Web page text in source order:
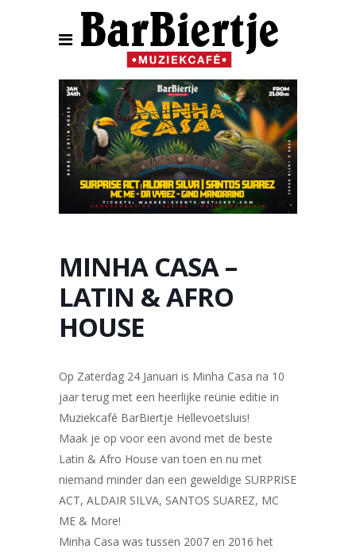
MINHA CASA –
LATIN & AFRO
HOUSE
Op Zaterdag 24 Januari is Minha Casa na 10
jaar terug met een heerlijke reünie editie in
Muziekcafé BarBiertje Hellevoetsluis!
Maak je op voor een avond met de beste
Latin & Afro House van toen en nu met
niemand minder dan een geweldige SURPRISE
ACT, ALDAIR SILVA, SANTOS SUAREZ, MC
ME & More!
Minha Casa was tussen 2007 en 2016 het